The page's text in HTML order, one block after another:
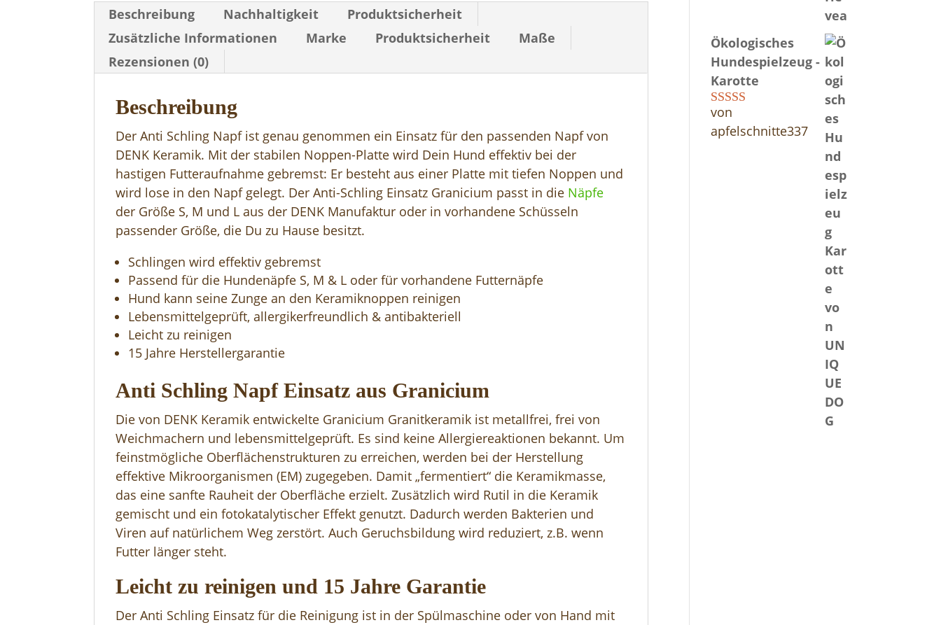
Beschreibung Nachhaltigkeit
Produktsicherheit
Zusätzliche Informationen
Marke Produktsicherheit
Maße
Rezensionen (0)
Beschreibung
Der Anti Schling Napf ist genau genommen ein Einsatz für den passenden Napf von
DENK Keramik. Mit der stabilen Noppen-Platte wird Dein Hund effektiv bei der
hastigen Futteraufnahme gebremst: Er besteht aus einer Platte mit tiefen Noppen und
wird lose in den Napf gelegt. Der Anti-Schling Einsatz Granicium passt in die Näpfe
der Größe S, M und L aus der DENK Manufaktur oder in vorhandene Schüsseln
passender Größe, die Du zu Hause besitzt.
Schlingen wird effektiv gebremst
Passend für die Hundenäpfe S, M & L oder für vorhandene Futternäpfe
Hund kann seine Zunge an den Keramiknoppen reinigen
Lebensmittelgeprüft, allergikerfreundlich & antibakteriell
Leicht zu reinigen
15 Jahre Herstellergarantie
Anti Schling Napf Einsatz aus Granicium
Die von DENK Keramik entwickelte Granicium Granitkeramik ist metallfrei, frei von
Weichmachern und lebensmittelgeprüft. Es sind keine Allergiereaktionen bekannt. Um
feinstmögliche Oberflächenstrukturen zu erreichen, werden bei der Herstellung
effektive Mikroorganismen (EM) zugegeben. Damit „fermentiert“ die Keramikmasse,
das eine sanfte Rauheit der Oberfläche erzielt. Zusätzlich wird Rutil in die Keramik
gemischt und ein fotokatalytischer Effekt genutzt. Dadurch werden Bakterien und
Viren auf natürlichem Weg zerstört. Auch Geruchsbildung wird reduziert, z.B. wenn
Futter länger steht.
Leicht zu reinigen und 15 Jahre Garantie
Der Anti Schling Einsatz für die Reinigung ist in der Spülmaschine oder von Hand mit
Ökologisches
Hundespielzeug -
Karotte
Bewertet mit
5von 5
von
apfelschnitte337